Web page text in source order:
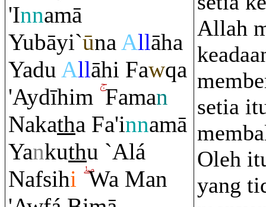
'Innamā
Yubāyi`ūnaAllāha
Yadu Allāhi Fawqa
'Aydīhim Faman
Nakatha Fa'innamā
Yankuthu `Alá
Nafsihi Wa Man
Allah
setia
Oleh
yang